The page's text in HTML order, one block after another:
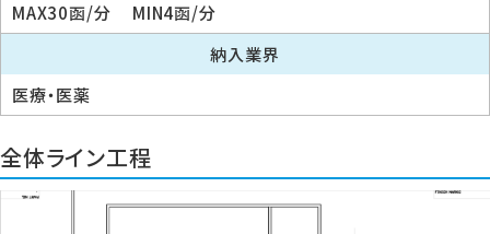
MAX30函/分 MIN4函/分
納入業界
医療・医薬
全体ライン工程